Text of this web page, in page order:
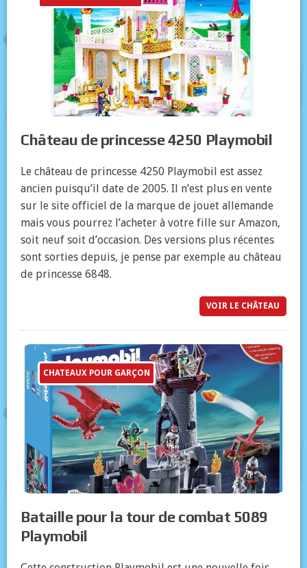
Château de princesse 4250 Playmobil
Le château de princesse 4250 Playmobil est assez
ancien puisqu’il date de 2005. Il n’est plus en vente
sur le site officiel de la marque de jouet allemande
mais vous pourrez l’acheter à votre fille sur Amazon,
soit neuf soit d’occasion. Des versions plus récentes
sont sorties depuis, je pense par exemple au château
de princesse 6848.
VOIR LE CHÂTEAU
CHATEAUX POUR GARÇON
Bataille pour la tour de combat 5089
Playmobil